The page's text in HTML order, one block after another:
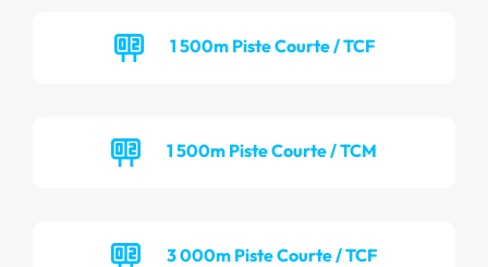
1 500m Piste Courte / TCF
1 500m Piste Courte / TCM
3 000m Piste Courte / TCF